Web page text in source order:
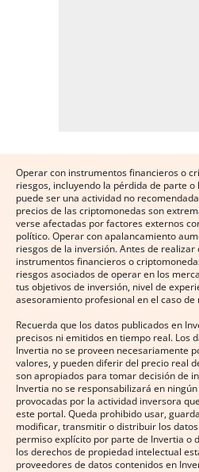
Operar con instrumentos financieros o
riesgos, incluyendo la pérdida de parte
puede ser una actividad no
precios de las criptomonedas son
verse afectadas por factores externos
político. Operar con apalancamiento
riesgos de la inversión. Antes de
instrumentos financieros o
riesgos asociados de operar en los
tus objetivos de inversión, nivel de
asesoramiento profesional en el caso de
Recuerda que los datos publicados en
precisos ni emitidos en tiempo real. Los
Invertia no se proveen necesariamente
valores, y pueden diferir del precio real
son apropiados para tomar decisión de
Invertia no se responsabilizará en
provocadas por la actividad inversora
este portal. Queda prohibido usar,
modificar, transmitir o distribuir los
permiso explícito por parte de Invertia o
los derechos de propiedad intelectual
proveedores de datos contenidos en